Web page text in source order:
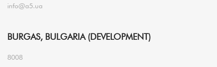
info@a5.ua
BURGAS, BULGARIA (DEVELOPMENT)
8008